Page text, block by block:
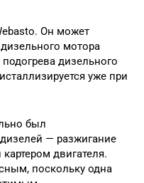
Он может
мотора
дизельного
уже при
был
— разжигание
двигателя.
поскольку одна